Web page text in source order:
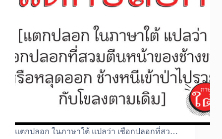
แตกปลอก ในภาษาใต้ แปลว่า เชือกปลอกที่สว…